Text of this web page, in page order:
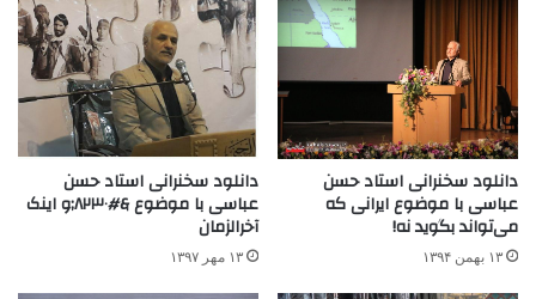
دانلود سخنرانی استاد حسن
عباسی با موضوع ایرانی که
می‌تواند بگوید نه!
۱۳ بهمن ۱۳۹۴
دانلود سخنرانی استاد حسن
عباسی با موضوع &#۸۲۳۰;و اینک
آخرالزمان
۱۳ مهر ۱۳۹۷